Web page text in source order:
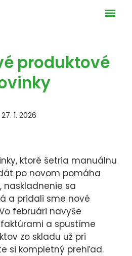
Ponuka
BLOG
produktové
27. 1. 2026
ktoré šetria manuálnu
po novom pomáha
sa
a pridali sme nové
februári navyše
a spustíme
zo skladu už pri
si kompletný prehľad.